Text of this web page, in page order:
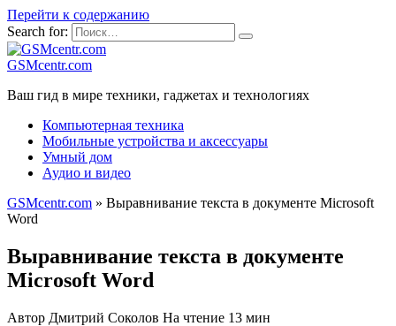
Перейти к содержанию
Search for:
GSMcentr.com
Ваш гид в мире техники, гаджетах и технологиях
Компьютерная техника
Мобильные устройства и аксессуары
Умный дом
Аудио и видео
GSMcentr.com » Выравнивание текста в документе Microsoft
Word
Выравнивание текста в документе
Microsoft Word
Автор Дмитрий Соколов На чтение 13 мин